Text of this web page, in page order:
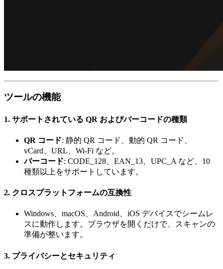
ツールの機能
1. サポートされている QR およびバーコードの種類
QR コード: 静的 QR コード、動的 QR コード、
vCard、URL、Wi-Fi など。
バーコード: CODE_128、EAN_13、UPC_A など、10
種類以上をサポートしています。
2. クロスプラットフォームの互換性
Windows、macOS、Android、iOS デバイスでシームレ
スに動作します。ブラウザを開くだけで、スキャンの
準備が整います。
3. プライバシーとセキュリティ